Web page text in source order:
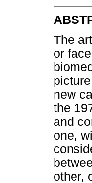
The
or
new
the
and
one,
other,